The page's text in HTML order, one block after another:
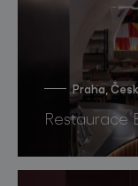
Praha,
Restaurace